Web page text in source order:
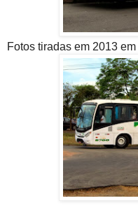
Fotos tiradas em 2013 em